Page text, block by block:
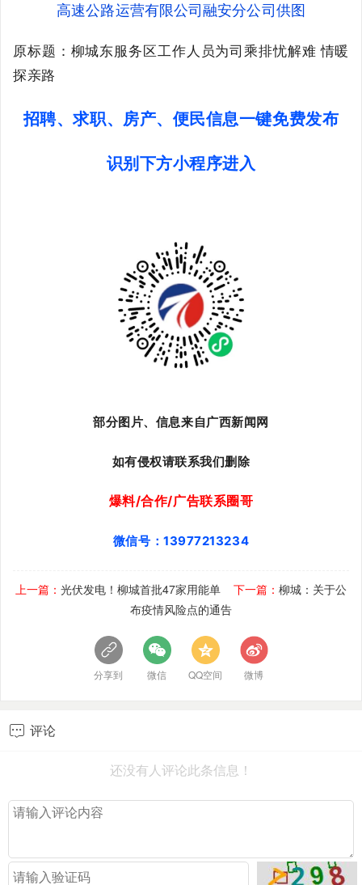
高速公路运营有限公司融安分公司供图
原标题：柳城东服务区工作人员为司乘排忧解难 情暖
探亲路
招聘、求职、房产、便民信息一键免费发布
识别下方小程序进入
部分图片、信息来自广西新闻网
如有侵权请联系我们删除
爆料/合作/广告联系圈哥
微信号：13977213234
上一篇： 光伏发电！柳城首批47家用能单 下一篇： 柳城：关于公
布疫情风险点的通告
分享到 微信 QQ空间 微博
 评论
还没有人评论此条信息！